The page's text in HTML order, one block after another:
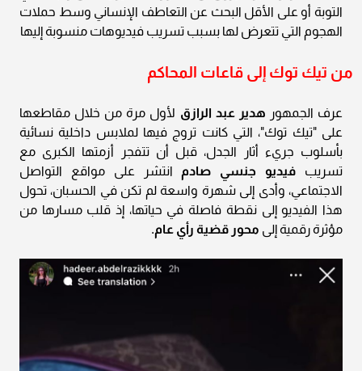
التوبة أو على الأقل البحث عن التعاطف الإنساني وسط حملات
الهجوم التي تتعرض لها بسبب تسريب فيديوهات منسوبة إليها
من تيك توك إلى قاعات المحاكم
عرف الجمهور هدير عبد الرازق لأول مرة من خلال مقاطعها
على "تيك توك"، التي كانت تروج فيها لملابس داخلية نسائية
بأسلوب جريء أثار الجدل، قبل أن تتفجر أزمتها الكبرى مع
تسريب فيديو جنسي صادم انتشر على مواقع التواصل
الاجتماعي، وأدى إلى شهرة واسعة لم تكن في الحسبان، تحول
هذا الفيديو إلى نقطة فاصلة في حياتها، إذ قلب مسارها من
مؤثرة رقمية إلى محور قضية رأي عام.